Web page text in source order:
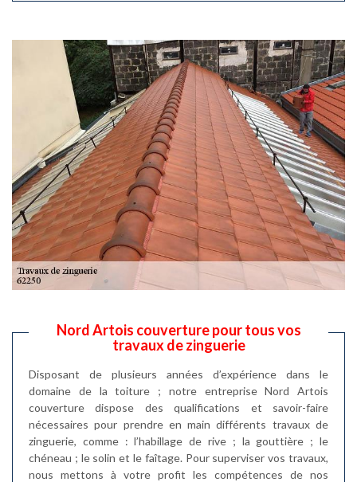
Nord Artois couverture pour tous vos
travaux de zinguerie
Disposant de plusieurs années d’expérience dans le
domaine de la toiture ; notre entreprise Nord Artois
couverture dispose des qualifications et savoir-faire
nécessaires pour prendre en main différents travaux de
zinguerie, comme : l’habillage de rive ; la gouttière ; le
chéneau ; le solin et le faîtage. Pour superviser vos travaux,
nous mettons à votre profit les compétences de nos